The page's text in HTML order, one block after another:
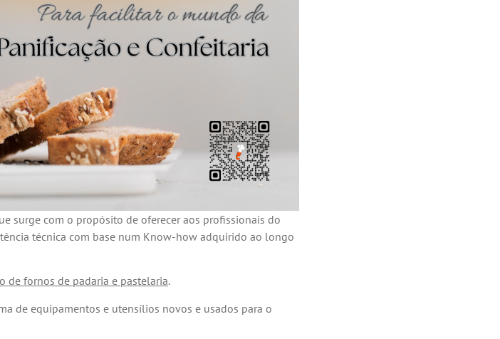
surge com o propósito de oferecer aos profissionais do
técnica com base num Know-how adquirido ao longo
de fornos de padaria e pastelaria.
de equipamentos e utensílios novos e usados para o